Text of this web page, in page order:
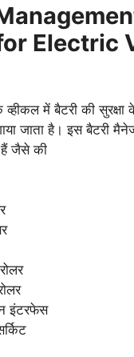
Electric
में बैटरी की सुरक्षा
जाता है। इस बैटरी
हैं जैसे की
इंटरफेस